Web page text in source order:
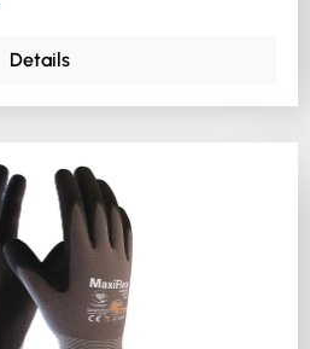
Details